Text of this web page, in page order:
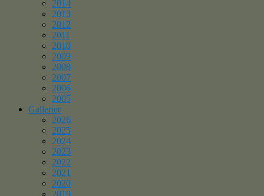
2014
2013
2012
2011
2010
2009
2008
2007
2006
2005
Gallerier
2026
2025
2024
2023
2022
2021
2020